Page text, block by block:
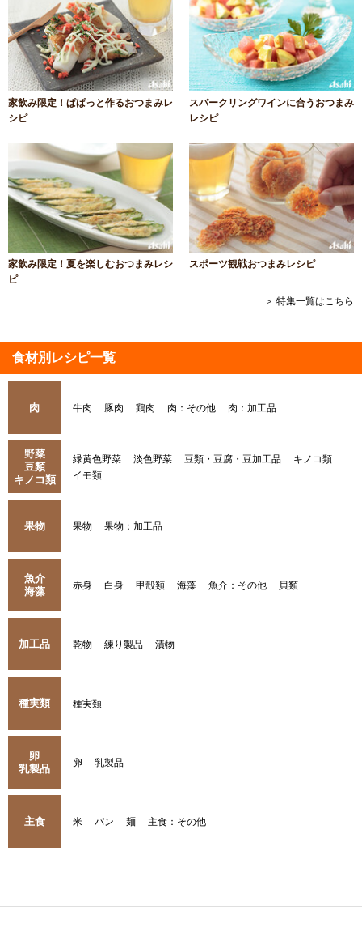
家飲み限定！ぱぱっと作るおつまみレ
シピ
スパークリングワインに合うおつまみ
レシピ
家飲み限定！夏を楽しむおつまみレシ
ピ
スポーツ観戦おつまみレシピ
＞ 特集一覧はこちら
食材別レシピ一覧
肉 牛肉 豚肉 鶏肉 肉：その他 肉：加工品
野菜
豆類
キノコ類
緑黄色野菜 淡色野菜 豆類・豆腐・豆加工品
キノコ類
イモ類
果物 果物 果物：加工品
魚介
海藻
赤身 白身 甲殻類 海藻 魚介：その他 貝類
加工品 乾物 練り製品 漬物
種実類 種実類
卵
乳製品
卵 乳製品
主食 米 パン 麺 主食：その他